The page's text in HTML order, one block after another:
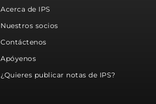
Acerca de IPS
Nuestros socios
Contáctenos
Apóyenos
¿Quieres publicar notas de IPS?